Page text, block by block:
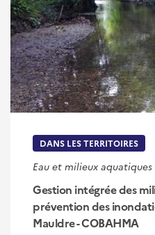
DANS LES TERRITOIRES
Eau et milieux aquatiques
Gestion intégrée des
prévention des
Mauldre - COBAHMA